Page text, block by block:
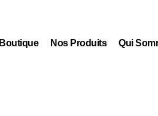
Boutique Nos Produits Qui